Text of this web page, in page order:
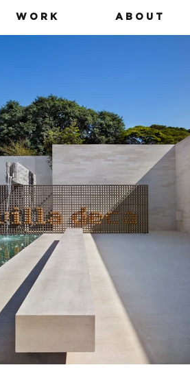
A B O U T
W O R K